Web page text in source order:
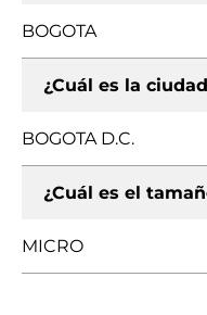
BOGOTA
¿Cuál es la
BOGOTA D.C.
¿Cuál es el
MICRO